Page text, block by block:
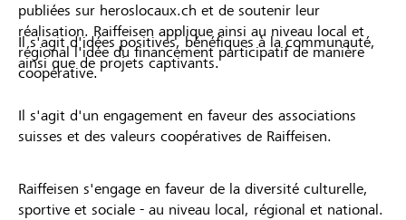
publiées sur heroslocaux.ch et de soutenir leur
réalisation. Raiffeisen applique ainsi au niveau local et
régional l'idée du financement participatif de manière
coopérative.
Il s'agit d'idées positives, bénéfiques à la communauté,
ainsi que de projets captivants.
Il s'agit d'un engagement en faveur des associations
suisses et des valeurs coopératives de Raiffeisen.
Raiffeisen s'engage en faveur de la diversité culturelle,
sportive et sociale - au niveau local, régional et national.